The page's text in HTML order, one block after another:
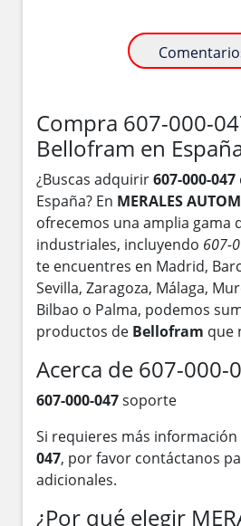
Compra 607-000-
Bellofram en
¿Buscas adquirir607-000-047
España? En MERALES
ofrecemos una amplia gama
industriales, incluyendo 607-
te encuentres en Madrid,
Sevilla, Zaragoza, Málaga,
Bilbao o Palma, podemos
productos de Bellofram que
Acerca de 607-000-
607-000-047soporte
Si requieres más
047, por favor contáctanos
adicionales.
¿Por qué elegir